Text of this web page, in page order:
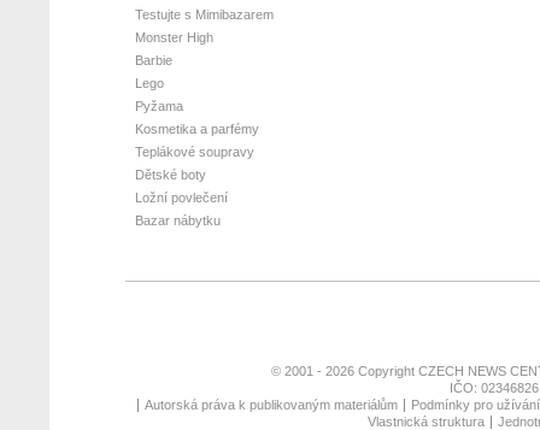
Testujte s Mimibazarem
Monster High
Barbie
Lego
Pyžama
Kosmetika a parfémy
Teplákové soupravy
Dětské boty
Ložní povlečení
Bazar nábytku
© 2001 - 2026 Copyright CZECH NEWS
IČO:
Autorská práva k publikovaným materiálům
Podmínky pro
Vlastnická struktura